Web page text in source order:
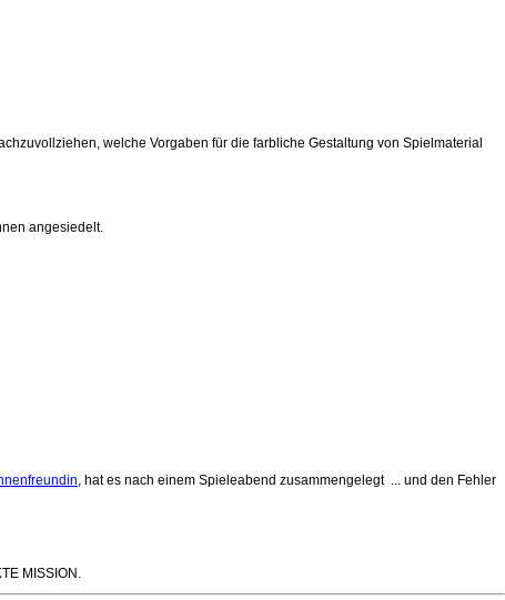
welche Vorgaben für die farbliche Gestaltung von Spielmaterial
angesiedelt.
, hat es nach einem Spieleabend zusammengelegt ... und den Fehler
MISSION.